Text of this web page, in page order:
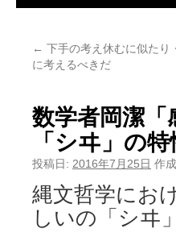
← 下手の考え休むに似たり
に考えるべきだ
数学者岡潔
「シヰ」の
投稿日: 2016年7月25日 作
縄文哲学にお
しいの「シヰ